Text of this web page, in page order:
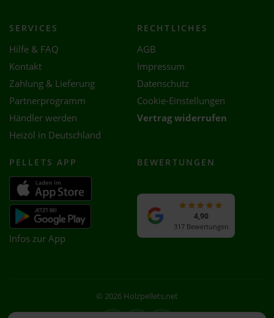
SERVICES
Hilfe & FAQ
Kontakt
Zahlung & Lieferung
Partnerprogramm
Händler werden
Heizöl in Deutschland
RECHTLICHES
AGB
Impressum
Datenschutz
Cookie-Einstellungen
Vertrag widerrufen
PELLETS APP
Infos zur App
BEWERTUNGEN
4,90
317 Bewertungen
© 2026 Holzpellets.net